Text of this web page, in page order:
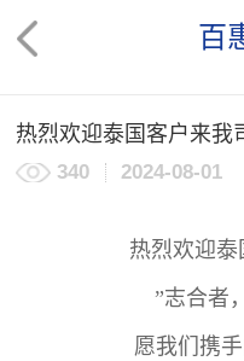
百
热烈欢迎泰国客户来我
340 2024-08-01
热烈欢迎
”志合者
愿我们携